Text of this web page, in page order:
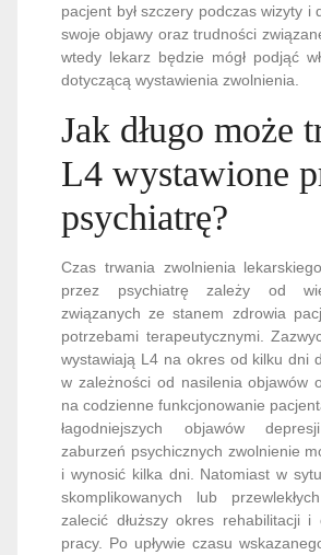
pacjent był szczery podczas wizyty i
swoje objawy oraz trudności
wtedy lekarz będzie mógł podjąć
dotyczącą wystawienia zwolnienia.
Jak długo może
L4 wystawione
psychiatrę?
Czas trwania zwolnienia
przez psychiatrę zależy od
związanych ze stanem zdrowia
potrzebami terapeutycznymi.
wystawiają L4 na okres od kilku dni
w zależności od nasilenia objawów
na codzienne funkcjonowanie
łagodniejszych objawów
zaburzeń psychicznych zwolnienie
i wynosić kilka dni. Natomiast w
skomplikowanych lub
zalecić dłuższy okres rehabilitacji i
pracy. Po upływie czasu